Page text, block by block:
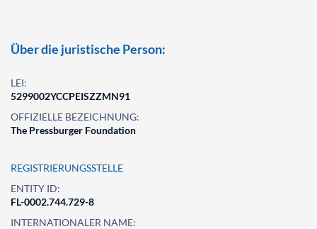
Über die juristische Person:
LEI:
5299002YCCPEISZZMN91
OFFIZIELLE BEZEICHNUNG:
The Pressburger Foundation
REGISTRIERUNGSSTELLE
ENTITY ID:
FL-0002.744.729-8
INTERNATIONALER NAME: